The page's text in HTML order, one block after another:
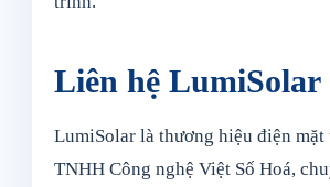
Liên hệ LumiSolar
LumiSolar là thương hiệu điện
TNHH Công nghệ Việt Số Hoá,